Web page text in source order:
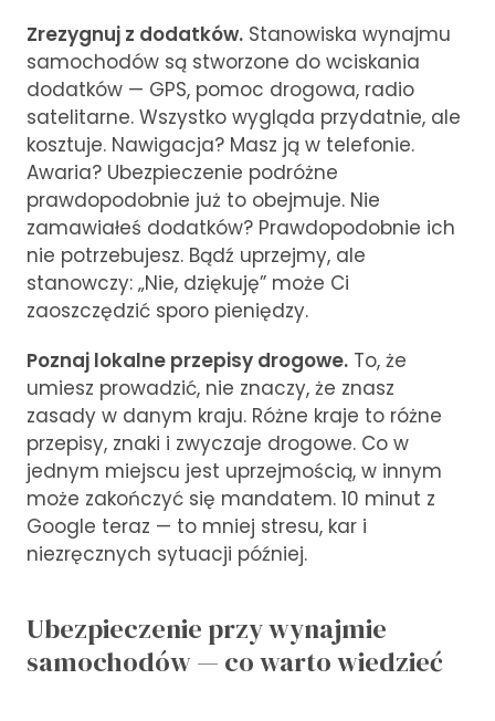
Zrezygnuj z dodatków. Stanowiska wynajmu
samochodów są stworzone do wciskania
dodatków — GPS, pomoc drogowa, radio
satelitarne. Wszystko wygląda przydatnie, ale
kosztuje. Nawigacja? Masz ją w telefonie.
Awaria? Ubezpieczenie podróżne
prawdopodobnie już to obejmuje. Nie
zamawiałeś dodatków? Prawdopodobnie ich
nie potrzebujesz. Bądź uprzejmy, ale
stanowczy: „Nie, dziękuję” może Ci
zaoszczędzić sporo pieniędzy.
Poznaj lokalne przepisy drogowe. To, że
umiesz prowadzić, nie znaczy, że znasz
zasady w danym kraju. Różne kraje to różne
przepisy, znaki i zwyczaje drogowe. Co w
jednym miejscu jest uprzejmością, w innym
może zakończyć się mandatem. 10 minut z
Google teraz — to mniej stresu, kar i
niezręcznych sytuacji później.
Ubezpieczenie przy wynajmie
samochodów — co warto wiedzieć